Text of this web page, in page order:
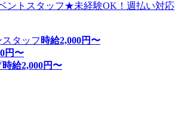
ントスタッフ★未経験OK！週払い対応
タッフ 時給2,000円〜
円〜
時給2,000円〜